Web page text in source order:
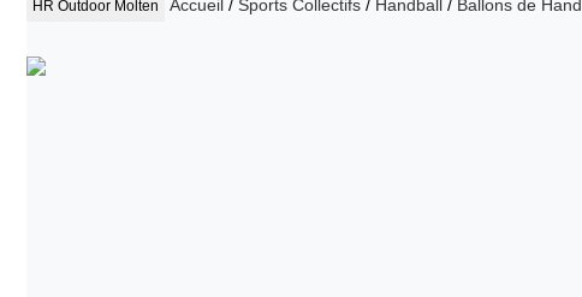
HR Outdoor Molten Accueil / Sports Collectifs / Handball / Ballons de Hand